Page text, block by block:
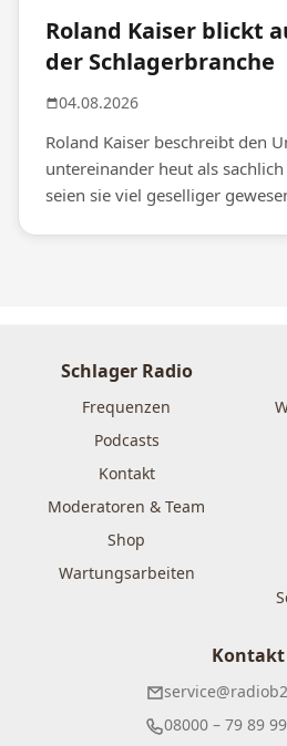
Roland Kaiser blickt
der Schlagerbranche
04.08.2026
Roland Kaiser beschreibt den
untereinander heut als
seien sie viel geselliger
Schlager Radio
Frequenzen
Podcasts
Kontakt
Moderatoren & Team
Shop
Wartungsarbeiten
Kontakt
08000 – 79 89 99